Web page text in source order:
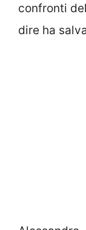
confronti
dire ha